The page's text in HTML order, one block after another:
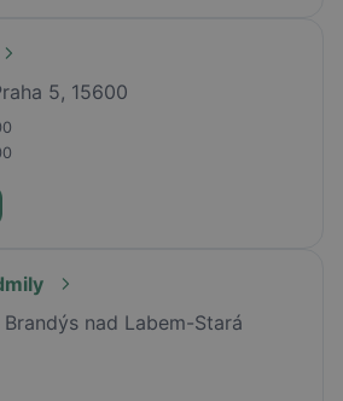
5, 15600
nad Labem-Stará